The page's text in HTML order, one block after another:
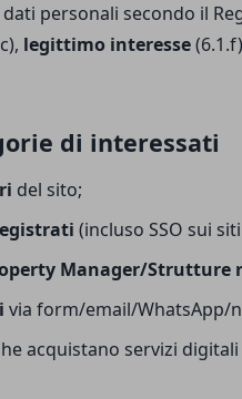
personali secondo il
legittimo interesse
di interessati
del sito;
(incluso SSO sui
Manager/Strutture
via form/email/WhatsApp/
acquistano servizi